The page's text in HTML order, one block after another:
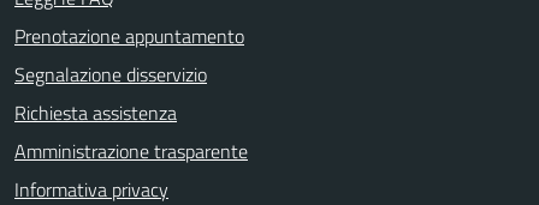
Prenotazione appuntamento
Segnalazione disservizio
Richiesta assistenza
Amministrazione trasparente
Informativa privacy